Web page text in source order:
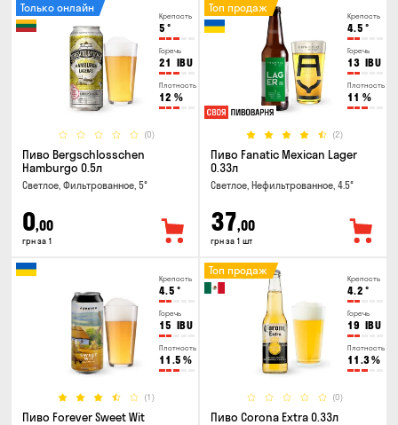
Крепость
5 °
Горечь
21 IBU
Плотность
12 %
(0)
Только онлайн
Пиво Bergschlosschen
Hamburgo 0.5л
Светлое, Фильтрованное, 5°
0,00
грн за 1
Крепость
4.5 °
Горечь
13 IBU
Плотность
11 %
(2)
Топ продаж
Пиво Fanatic Mexican Lager
0.33л
Светлое, Нефильтрованное, 4.5°
37,00
грн за 1 шт
Крепость
4.5 °
Горечь
15 IBU
Плотность
11.5 %
(1)
Пиво Forever Sweet Wit
Крепость
4.2 °
Горечь
19 IBU
Плотность
11.3%
(0)
Топ продаж
Пиво Corona Extra 0.33л